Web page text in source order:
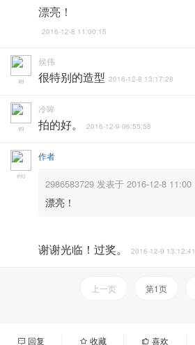
漂亮！
2016-12-8 11:00:15
侯伟
#8 很特别的造型 2016-12-8 13:17:28
冷眸
#9 拍的好。 2016-12-9 06:55:58
作者
#10
2986583729 发表于 2016-12-8 11:00
漂亮！
谢谢光临！过奖。 2016-12-9 13:12:41
上一页 第1页
回复 收藏 喜欢